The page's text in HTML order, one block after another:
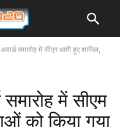
समारोह में सीएम धामी हुए शामिल,
समारोह में सीएम
को किया गया